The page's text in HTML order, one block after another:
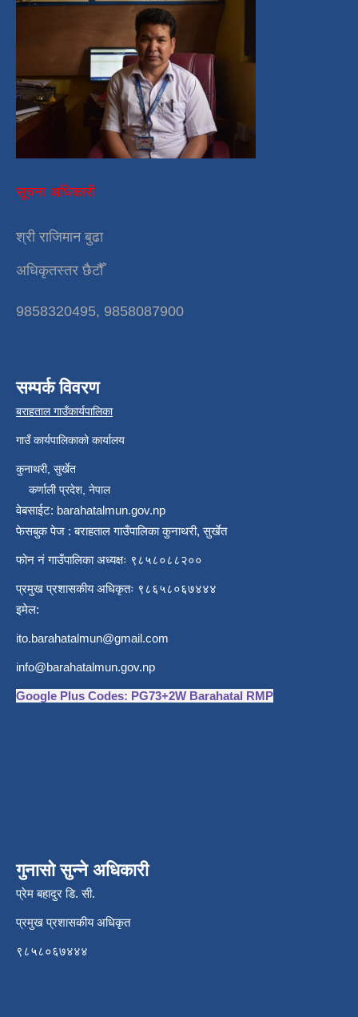
सूचना अधिकारी
श्री राजिमान बुढा
अधिकृतस्तर छैटौँ
9858320495, 9858087900
सम्पर्क विवरण
बराहताल गाउँकार्यपालिका
गाउँ कार्यपालिकाको कार्यालय
कुनाथरी, सुर्खेत
कर्णाली प्रदेश, नेपाल
वेबसाईट: barahatalmun.gov.np
फेसबुक पेज : बराहताल गाउँपालिका कुनाथरी, सुर्खेत
फोन नं गाउँपालिका अध्यक्षः ९८५८०८८२००
प्रमुख प्रशासकीय अधिकृतः ९८६५८०६७४४४
इमेल:
ito.barahatalmun@gmail.com
info@barahatalmun.gov.np
Google Plus Codes: PG73+2W Barahatal RMP
गुनासो सुन्ने अधिकारी
प्रेम बहादुर डि. सी.
प्रमुख प्रशासकीय अधिकृत
९८५८०६७४४४